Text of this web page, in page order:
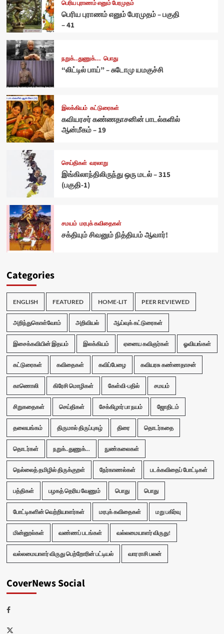
பெரிய புராணம் எனும் பேரமுதம்
பெரிய புராணம் எனும் பேரமுதம் – பகுதி
– 41
நறுக்..துணுக்... பொது
“லிட்டில் பாய்” – சுடோமு யமகுச்சி
இலக்கியம் கட்டுரைகள்
கவியரசர் கண்ணதாசனின் பாடல்களில்
ஆன்மீகம் – 19
செய்திகள் வரலாறு
இங்கிலாந்திலிருந்து ஒரு மடல் – 315
(பகுதி-1)
சமயம் மரபுக் கவிதைகள்
சக்தியும் சிவனும் நித்தியம் ஆவார்!
Categories
ENGLISH FEATURED HOME-LIT PEER REVIEWED
அறிந்துகொள்வோம் அறிவியல் ஆய்வுக் கட்டுரைகள்
இசைக்கவியின் இதயம் இலக்கியம் ஏனைய கவிஞர்கள் ஓவியங்கள்
கட்டுரைகள் கவிதைகள் கவிப்பேழை கவியரசு கண்ணதாசன்
காணொலி கிரேசி மொழிகள் கேள்வி-பதில் சமயம்
சிறுகதைகள் செய்திகள் சேக்கிழார் பா நயம் ஜோதிடம்
தலையங்கம் திருமால் திருப்புகழ் திரை தொடர்கதை
தொடர்கள் நறுக்..துணுக்... நுண்கலைகள்
நெல்லைத் தமிழில் திருக்குறள் நேர்காணல்கள் படக்கவிதைப் போட்டிகள்
பத்திகள் பழகத் தெரிய வேணும் பொது பொது
போட்டிகளின் வெற்றியாளர்கள் மரபுக் கவிதைகள் மறு பகிர்வு
மின்னூல்கள் வண்ணப் படங்கள் வல்லமையாளர் விருது!
வல்லமையாளர் விருது பெற்றோரின் பட்டியல் வார ராசி பலன்
CoverNews Social
Facebook
Twitter